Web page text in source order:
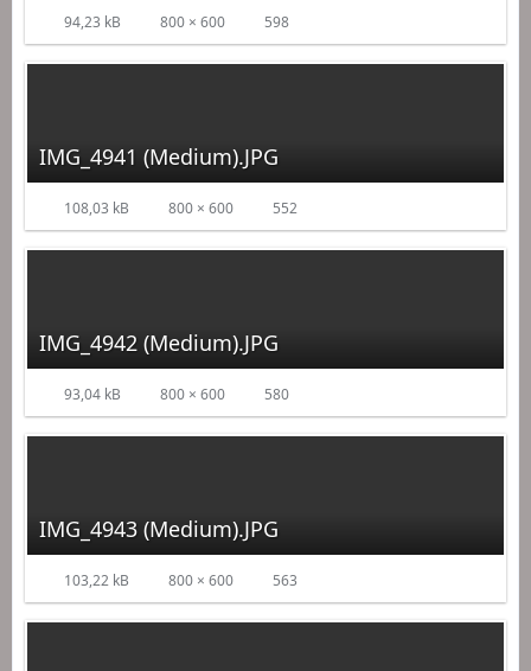
94,23 kB 800 × 600 598
IMG_4941 (Medium).JPG
108,03 kB 800 × 600 552
IMG_4942 (Medium).JPG
93,04 kB 800 × 600 580
IMG_4943 (Medium).JPG
103,22 kB 800 × 600 563